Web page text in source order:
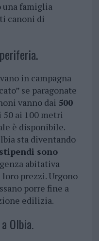
una famiglia
canoni di
in campagna
se paragonate
vanno dai 500
ai 100 metri
è disponibile.
sta diventando
sono
abitativa
prezzi. Urgono
porre fine a
edilizia.
Olbia.